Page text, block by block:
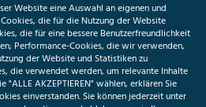
Initiative
Gesundheitsforschung
Website eine Auswahl an eigenen und
die für die Nutzung der Website
die für eine bessere Benutzerfreundlichkeit
Performance-Cookies, die wir verwenden,
der Website und Statistiken zu
die verwendet werden, um relevante Inhalte
"ALLE AKZEPTIEREN" wählen, erklären Sie
einverstanden. Sie können jederzeit unter